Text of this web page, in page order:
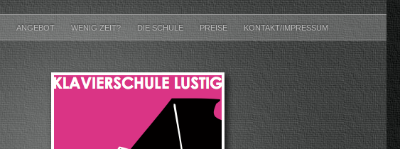
ANGEBOT WENIG ZEIT? DIE SCHULE PREISE KONTAKT/IMPRESSUM